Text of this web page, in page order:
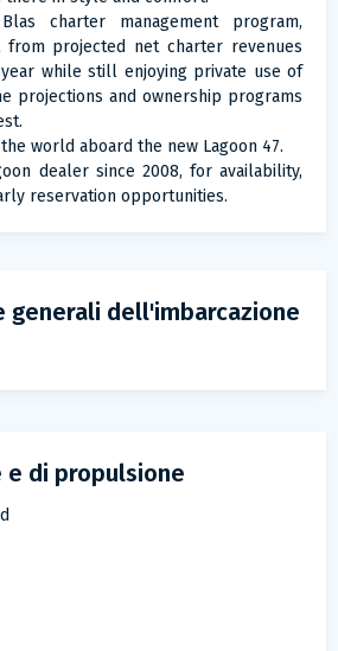
charter management program,
from projected net charter revenues
while still enjoying private use of
projections and ownership programs
world aboard the new Lagoon 47.
dealer since 2008, for availability,
reservation opportunities.
generali dell'imbarcazione
e di propulsione